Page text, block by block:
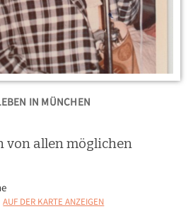
IN MÜNCHEN
von allen möglichen
AUF DER KARTE ANZEIGEN